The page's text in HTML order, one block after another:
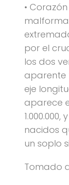
•
por el
los dos
aparente
eje
aparece
nacidos
un soplo
Tomado